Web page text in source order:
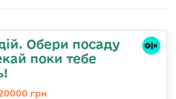
Обери посаду
поки тебе
грн